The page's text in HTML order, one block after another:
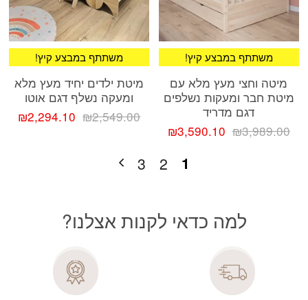
!משתתף במבצע קיץ
מיטה וחצי מעץ מלא עם
מיטת חבר ומעקות נשלפים
דגם מדריד
₪3,989.00
המחיר
₪3,989.00.
₪3,590.10
הוא:
₪3,590.10.
!משתתף במבצע קיץ
מיטת ילדים יחיד מעץ מלא
ומעקה נשלף דגם אוטו
₪2,549.00
המחיר
₪2,294.10
1
2
3
למה כדאי לקנות אצלנו?